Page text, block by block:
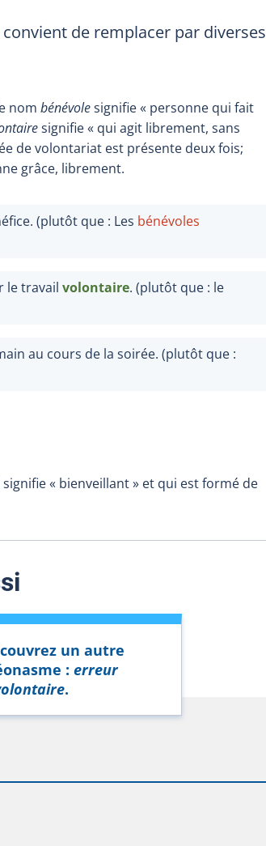
de remplacer par diverses
nom bénévolesignifie « personne qui fait
signifie « qui agit librement, sans
de volontariat est présente deux fois;
grâce, librement.
(plutôt que : Les bénévoles
le travail volontaire. (plutôt que : le
au cours de la soirée. (plutôt que :
signifie « bienveillant » et qui est formé de
un autre
: erreur
.